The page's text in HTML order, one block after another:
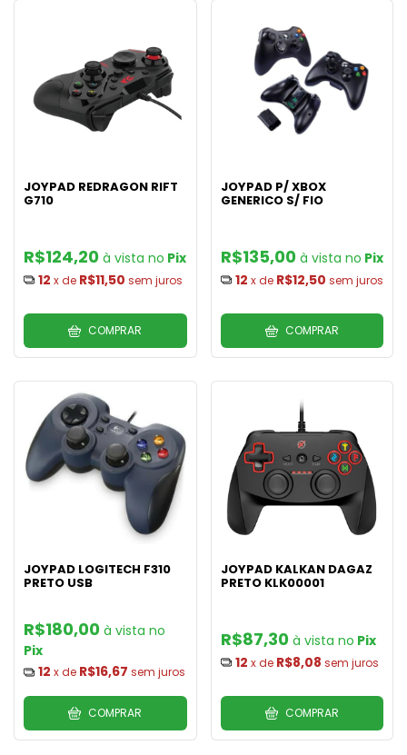
JOYPAD REDRAGON RIFT
G710
R$124,20
Pix
12 x de R$11,50 sem juros
COMPRAR
JOYPAD P/ XBOX
GENERICO S/ FIO
R$135,00
Pix
12 x de R$12,50 sem juros
COMPRAR
JOYPAD LOGITECH F310
PRETO USB
R$180,00
Pix
12 x de R$16,67 sem juros
COMPRAR
JOYPAD KALKAN DAGAZ
PRETO KLK00001
R$87,30
Pix
12 x de R$8,08 sem juros
COMPRAR